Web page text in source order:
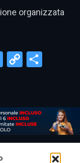
organizzata
X
Copy